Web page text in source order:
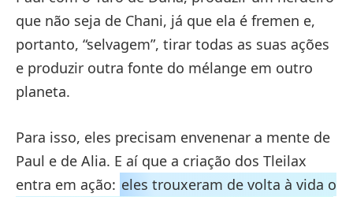
que não seja de Chani, já que ela é fremen e,
portanto, “selvagem”, tirar todas as suas ações
e produzir outra fonte do mélange em outro
planeta.
Para isso, eles precisam envenenar a mente de
Paul e de Alia. E aí que a criação dos Tleilax
entra em ação: eles trouxeram de volta à vida o